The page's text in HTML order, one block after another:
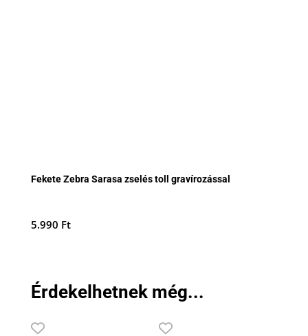
Fekete Zebra Sarasa zselés toll gravírozással
5.990 Ft
Érdekelhetnek még...